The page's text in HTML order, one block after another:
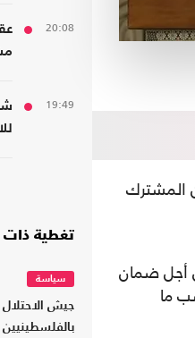
المشترك
أجل ضمان
ما
20:08
19:49
تغطية
سياسة
جيش